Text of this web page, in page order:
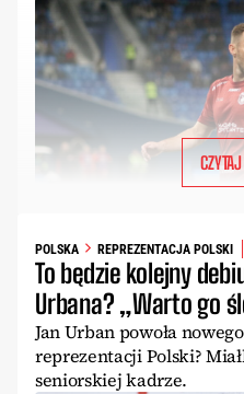
POLSKA REPREZENTACJA POLSKI
To będzie kolejny
Urbana? „Warto go
Jan Urban powoła
reprezentacji Polski?
seniorskiej kadrze.